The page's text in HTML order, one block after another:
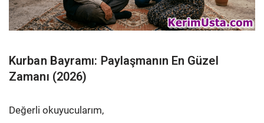
Kurban Bayramı: Paylaşmanın En Güzel
Zamanı (2026)
Değerli okuyucularım,